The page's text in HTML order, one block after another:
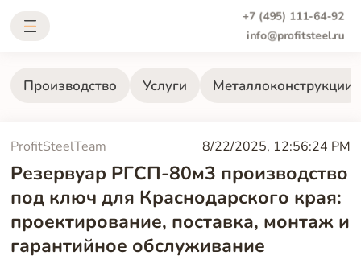
+7 (495) 111-64-92
info@profitsteel.ru
Производство Услуги Металлоконструкции
ProfitSteelTeam 8/22/2025, 12:56:24 PM
Резервуар РГСП-80м3 производство
под ключ для Краснодарского края:
проектирование, поставка, монтаж и
гарантийное обслуживание